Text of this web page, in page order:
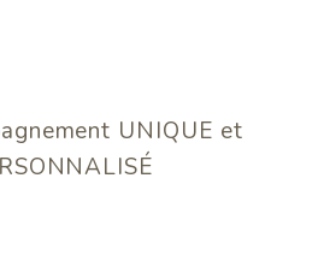
UNIQUE et